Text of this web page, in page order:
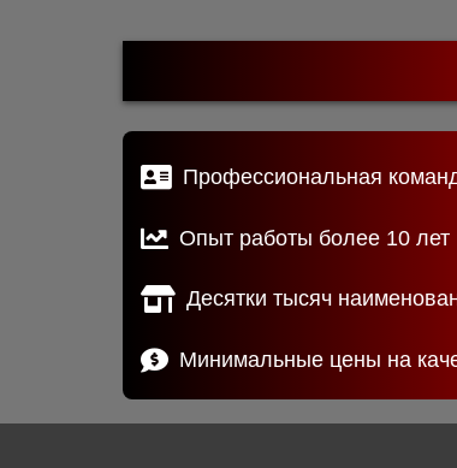
Профессиональная
Опыт работы более 10 лет
Десятки тысяч
Минимальные цены на